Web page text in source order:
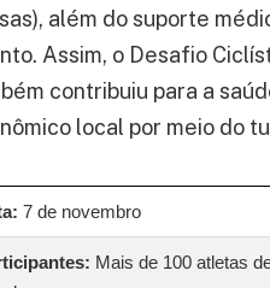
além do suporte
Assim, o Desafio
contribuiu para a
local por meio do
7 de novembro
Mais de 100 atletas